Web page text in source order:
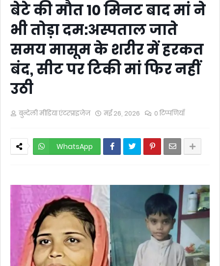
बेटे की मौत 10 मिनट बाद मां ने
भी तोड़ा दम:अस्पताल जाते
समय मासूम के शरीर में हरकत
बंद, सीट पर टिकी मां फिर नहीं
उठी
बुन्देली मीडिया एंटरप्राइजेज मई 26, 2026 0 टिप्पणियाँ
WhatsApp